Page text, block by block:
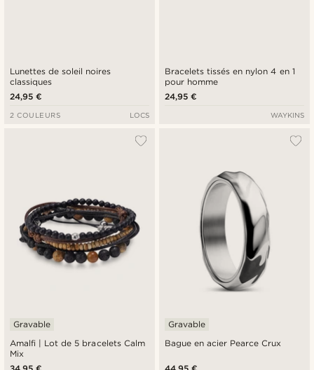
Lunettes de soleil noires
classiques
24,95 €
2 COULEURS LOCS
Bracelets tissés en nylon 4 en 1
pour homme
24,95 €
WAYKINS
Amalfi | Lot de 5 bracelets Calm
Mix
Gravable
Bague en acier Pearce Crux
Gravable